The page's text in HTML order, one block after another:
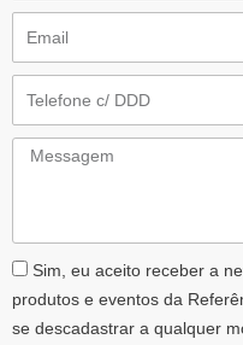
Messagem
AceiteLGPD
Sim, eu aceito receber a
produtos e eventos da
se descadastrar a qualquer